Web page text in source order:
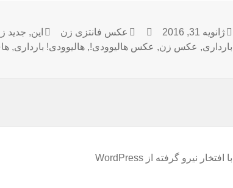
ارسال
شده
ژانویه 31, 2016 نویسندهدسته‌ها
عکس فانتزی زن برچسب‌ها
این, جدید
بارداری, عکس زن, عکس هالیوودی!,هالیوودی! بارداری,
با افتخار نیرو گرفته از WordPress